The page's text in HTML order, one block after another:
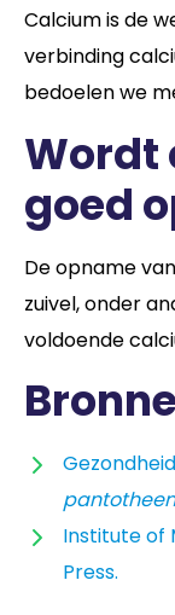
Calcium is de
verbinding
bedoelen we
Wordt
goed
De opname
zuivel, onder
voldoende
Institute of
Press.